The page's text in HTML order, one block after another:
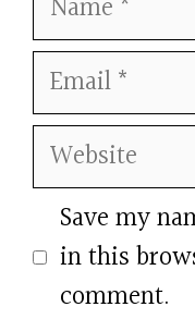
Email
Website
Save my
in this
comment.